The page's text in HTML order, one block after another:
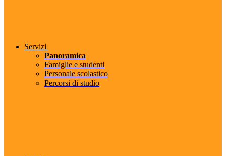
Servizi
Panoramica
Famiglie e studenti
Personale scolastico
Percorsi di studio